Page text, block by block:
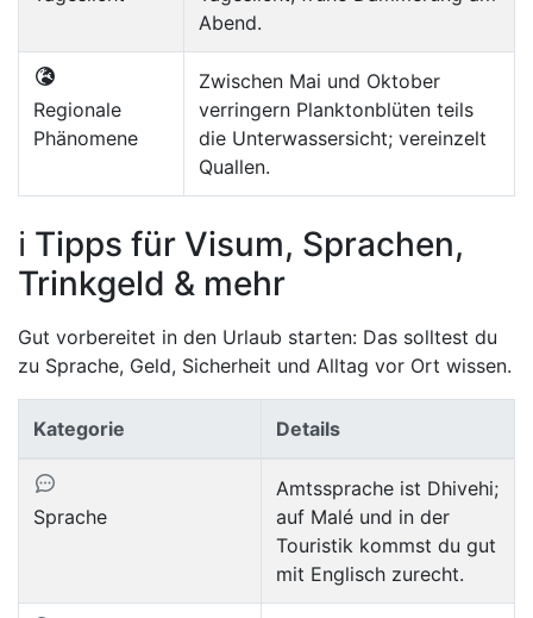
Abend.
Regionale
Phänomene
Zwischen Mai und Oktober
verringern Planktonblüten teils
die Unterwassersicht; vereinzelt
Quallen.
ℹ️ Tipps für Visum, Sprachen,
Trinkgeld & mehr
Gut vorbereitet in den Urlaub starten: Das solltest du
zu Sprache, Geld, Sicherheit und Alltag vor Ort wissen.
Kategorie Details
Sprache
Amtssprache ist Dhivehi;
auf Malé und in der
Touristik kommst du gut
mit Englisch zurecht.